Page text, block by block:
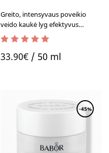
Greito, intensyvaus poveikio
veido kaukė lyg efektyvus
energijos kokteilis pavargusiai,
papilkėjusiai odai. Vos per kelias
akimirkas pridrėkina ir sugrąžina
out of 5
33.90€/ 50 ml
-45%